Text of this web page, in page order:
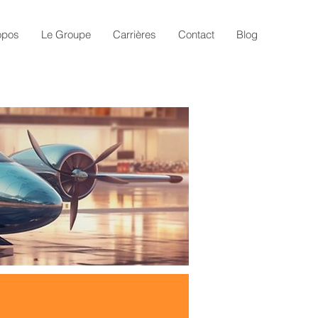
Le Groupe Carrières Contact Blog